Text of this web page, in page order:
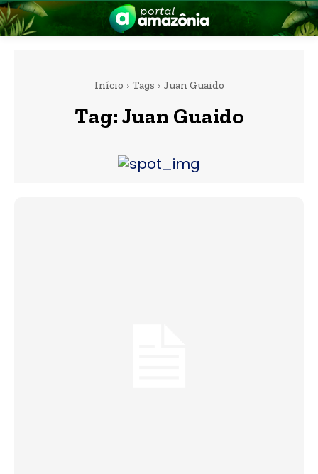
Início Tags Juan Guaido
Tag:Juan Guaido